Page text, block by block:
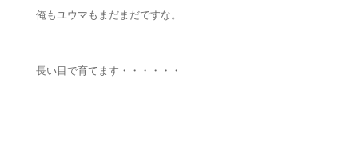
俺もユウマもまだまだですな。
長い目で育てます・・・・・・